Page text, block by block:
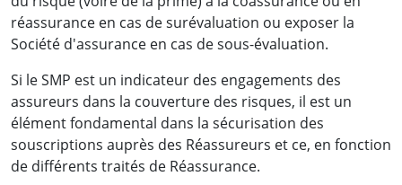
réassurance en cas de surévaluation ou exposer la
Société d'assurance en cas de sous-évaluation.
Si le SMP est un indicateur des engagements des
assureurs dans la couverture des risques, il est un
élément fondamental dans la sécurisation des
souscriptions auprès des Réassureurs et ce, en fonction
de différents traités de Réassurance.